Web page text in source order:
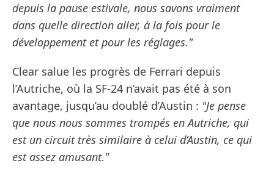
depuis la pause estivale, nous savons vraiment
dans quelle direction aller, à la fois pour le
développement et pour les réglages."
Clear salue les progrès de Ferrari depuis
l’Autriche, où la SF-24 n’avait pas été à son
avantage, jusqu’au doublé d’Austin : "Je pense
que nous nous sommes trompés en Autriche, qui
est un circuit très similaire à celui d’Austin, ce qui
est assez amusant."